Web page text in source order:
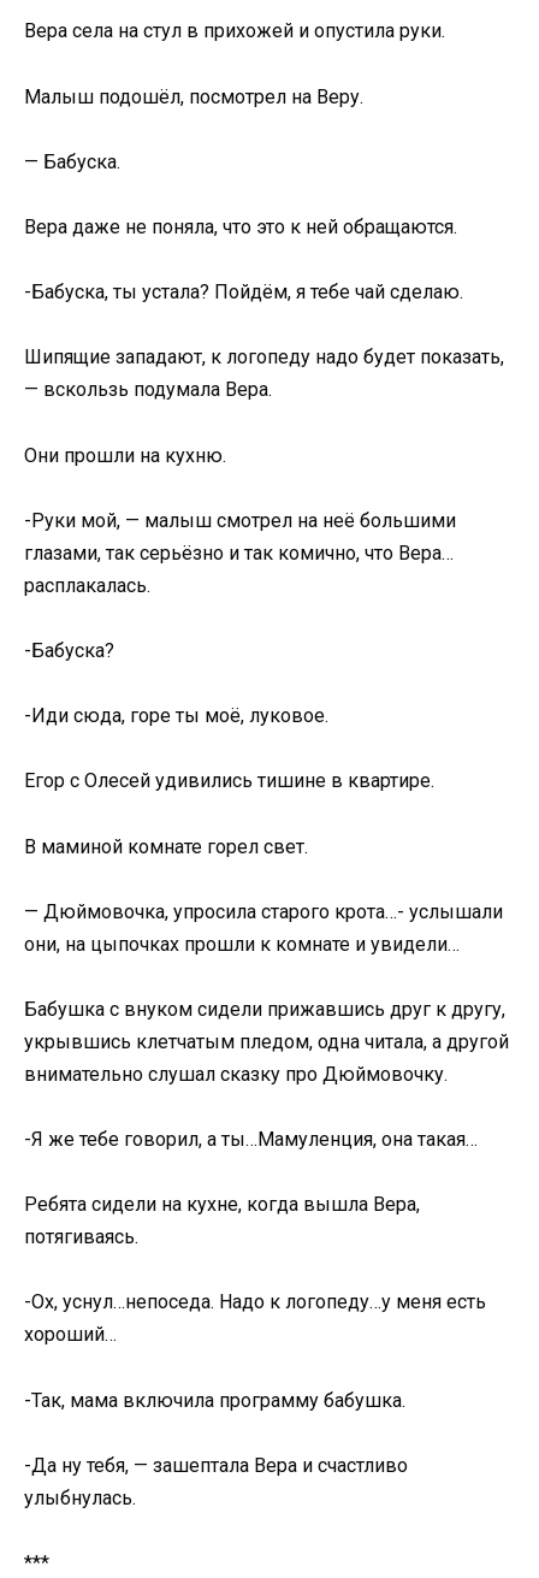
Вера села на стул в прихожей и опустила руки.
Малыш подошёл, посмотрел на Веру.
— Бабуска.
Вера даже не поняла, что это к ней обращаются.
-Бабуска, ты устала? Пойдём, я тебе чай сделаю.
Шипящие западают, к логопеду надо будет показать,
— вскользь подумала Вера.
Они прошли на кухню.
-Руки мой, — малыш смотрел на неё большими
глазами, так серьёзно и так комично, что Вера…
расплакалась.
-Бабуска?
-Иди сюда, горе ты моё, луковое.
Егор с Олесей удивились тишине в квартире.
В маминой комнате горел свет.
— Дюймовочка, упросила старого крота…- услышали
они, на цыпочках прошли к комнате и увидели…
Бабушка с внуком сидели прижавшись друг к другу,
укрывшись клетчатым пледом, одна читала, а другой
внимательно слушал сказку про Дюймовочку.
-Я же тебе говорил, а ты…Мамуленция, она такая…
Ребята сидели на кухне, когда вышла Вера,
потягиваясь.
-Ох, уснул…непоседа. Надо к логопеду…у меня есть
хороший…
-Так, мама включила программу бабушка.
-Да ну тебя, — зашептала Вера и счастливо
улыбнулась.
***